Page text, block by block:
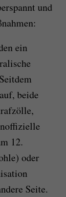
und
ein
beide
12.
oder
Seite.